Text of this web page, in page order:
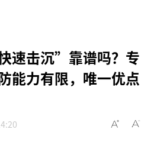
速击沉”靠谱吗？专
能力有限，唯一优点